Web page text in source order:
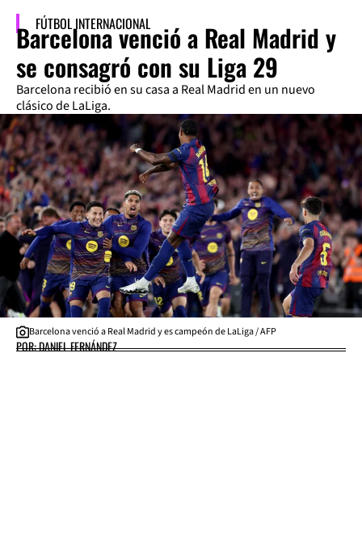
FÚTBOL INTERNACIONAL
Barcelona venció a Real Madrid y
se consagró con su Liga 29
Barcelona recibió en su casa a Real Madrid en un nuevo
clásico de LaLiga.
Barcelona venció a Real Madrid y es campeón de LaLiga / AFP
POR: DANIEL FERNÁNDEZ